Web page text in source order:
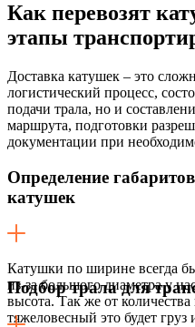
Как перевозят
этапы
Доставка катушек – это
логистический процесс,
подачи трала, но и
маршрута, подготовки
документации при
Определение
катушек
Катушки по ширине всегда
из-за большого диаметра у
высота. Так же от
тяжеловесный это будет
Подбор трала для